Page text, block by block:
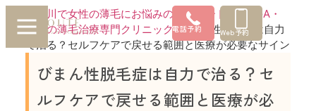
電話予約 Web予約
神奈川で女性の薄毛にお悩みの方はルートへ |FAGA・
女性の薄毛治療専門クリニック»びまん性脱毛症は自力
で治る？セルフケアで戻せる範囲と医療が必要なサイン
びまん性脱毛症は自力で治る？セ
ルフケアで戻せる範囲と医療が必